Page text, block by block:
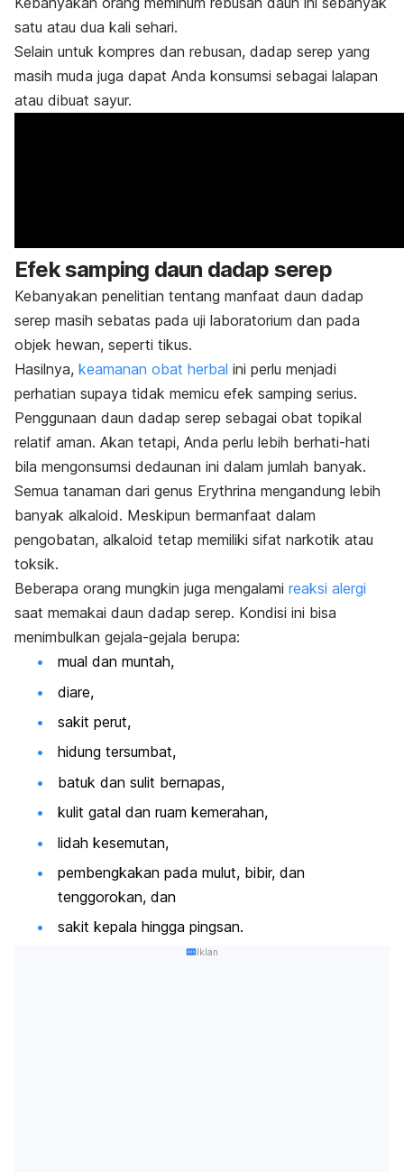
satu atau dua kali sehari.
Selain untuk kompres dan rebusan, dadap serep yang
masih muda juga dapat Anda konsumsi sebagai lalapan
atau dibuat sayur.
Efek samping daun dadap serep
Kebanyakan penelitian tentang manfaat daun dadap
serep masih sebatas pada uji laboratorium dan pada
objek hewan, seperti tikus.
Hasilnya, keamanan obat herbal ini perlu menjadi
perhatian supaya tidak memicu efek samping serius.
Penggunaan daun dadap serep sebagai obat topikal
relatif aman. Akan tetapi, Anda perlu lebih berhati-hati
bila mengonsumsi dedaunan ini dalam jumlah banyak.
Semua tanaman dari genus Erythrina mengandung lebih
banyak alkaloid. Meskipun bermanfaat dalam
pengobatan, alkaloid tetap memiliki sifat narkotik atau
toksik.
Beberapa orang mungkin juga mengalami reaksi alergi
saat memakai daun dadap serep. Kondisi ini bisa
menimbulkan gejala-gejala berupa:
mual dan muntah,
diare,
sakit perut,
hidung tersumbat,
batuk dan sulit bernapas,
kulit gatal dan ruam kemerahan,
lidah kesemutan,
pembengkakan pada mulut, bibir, dan
tenggorokan, dan
sakit kepala hingga pingsan.
Iklan